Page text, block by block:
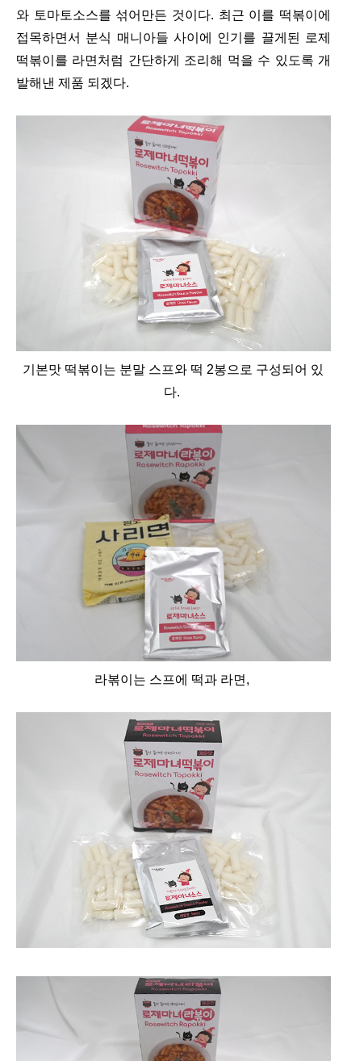
와 토마토소스를 섞어만든 것이다. 최근 이를 떡볶이에
접목하면서 분식 매니아들 사이에 인기를 끌게된 로제
떡볶이를 라면처럼 간단하게 조리해 먹을 수 있도록 개
발해낸 제품 되겠다.
기본맛 떡볶이는 분말 스프와 떡 2봉으로 구성되어 있
다.
라볶이는 스프에 떡과 라면,